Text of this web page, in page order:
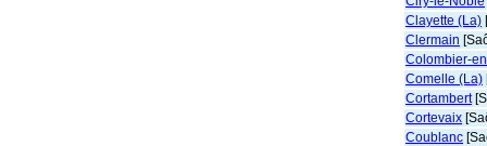
Clayette (La)
Clermain
Colombier-
Comelle (La)
Cortambert
Cortevaix
Coublanc